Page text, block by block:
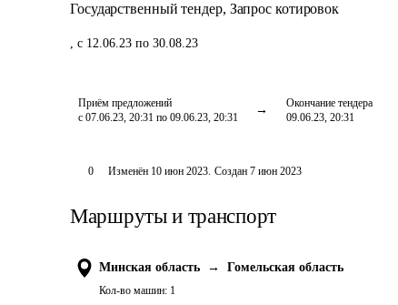
Государственный тендер, Запрос котировок
, с 12.06.23 по 30.08.23
Приём предложений
с 07.06.23, 20:31 по 09.06.23, 20:31
Окончание тендера
09.06.23, 20:31
0 Изменён 10 июн 2023. Создан 7 июн 2023
Маршруты и транспорт
Минская область → Гомельская область
Кол-во машин: 1